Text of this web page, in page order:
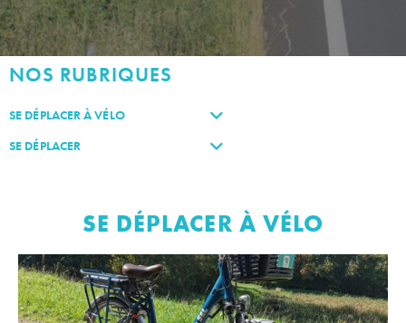
NOS RUBRIQUES
SE DÉPLACER À VÉLO
SE DÉPLACER
SE DÉPLACER À VÉLO